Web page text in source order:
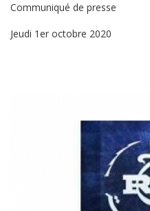
Communiqué de presse
Jeudi 1er octobre 2020